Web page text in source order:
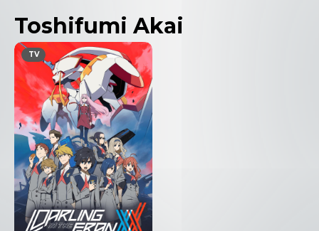
Toshifumi Akai
TV